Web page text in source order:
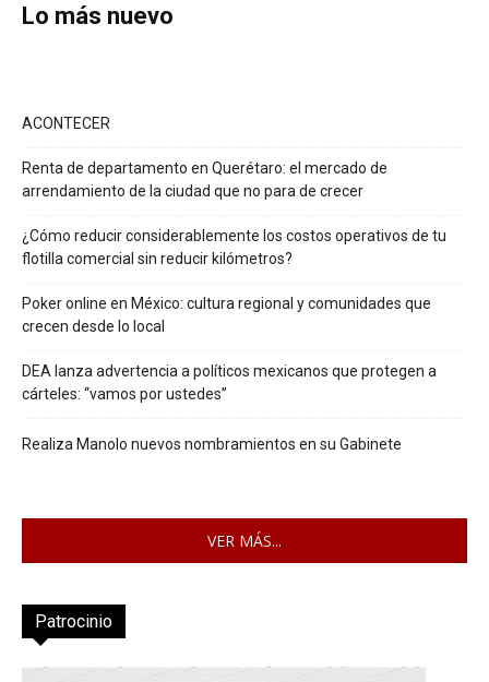
Lo más nuevo
ACONTECER
Renta de departamento en Querétaro: el mercado de
arrendamiento de la ciudad que no para de crecer
¿Cómo reducir considerablemente los costos operativos de tu
flotilla comercial sin reducir kilómetros?
Poker online en México: cultura regional y comunidades que
crecen desde lo local
DEA lanza advertencia a políticos mexicanos que protegen a
cárteles: “vamos por ustedes”
Realiza Manolo nuevos nombramientos en su Gabinete
VER MÁS...
Patrocinio